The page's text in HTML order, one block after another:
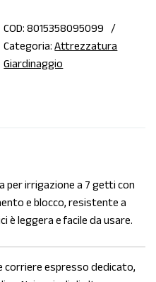
COD:8015358095099
Categoria:Attrezzatura
Giardinaggio
per irrigazione a 7 getti con
e blocco, resistente a
è leggera e facile da usare.
espresso dedicato,